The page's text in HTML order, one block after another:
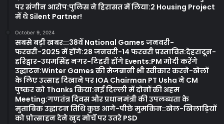
पर संगीन आरोप:पुलिस ने हिरासत में लिया:2 Housing Project
में थे Silent Partner!
October 9, 2024
सबसे बड़ी खबर:::38वें National Games जनवरी-
फरवरी-2025 में होंगे:28 जनवरी-14 फरवरी प्रस्तावित:देहरादून-
हरिद्वार-उधमसिंह नगर-टिहरी होंगे Events:PM मोदी करेंगे
उद्घाटन:Winter Games की मेजबानी भी स्वीकार करने-खेलों
के लिए उत्साह दिखाने पर IOA Chairman PT Usha ने CM
पुष्कर को Thanks किया:नई दिल्ली में दोनों की अहम
Meeting:गणतंत्र दिवस और प्रधानमंत्री की उपलब्धता के
मुताबिक उद्घाटन तिथि कुछ आगे-पीछे मुमकिन::खेल-खिलाड़ियों
को प्रोत्साहन देने खुद मोर्चे पर उतरे PSD